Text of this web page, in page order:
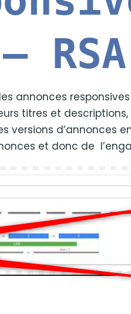
annonces
titres et
versions d’annonces
et donc de